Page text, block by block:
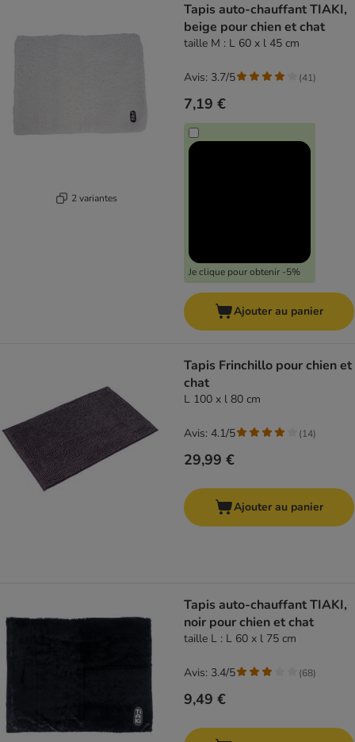
2 variantes
Tapis auto-chauffant TIAKI,
beige pour chien et chat
taille M : L 60 x l 45 cm
7,19 €
Je clique pour obtenir -5%
Avis: 3.7/5 (41)
Ajouter au panier
Tapis Frinchillo pour chien et
chat
L 100 x l 80 cm
29,99 €
Avis: 4.1/5 (14)
Ajouter au panier
Tapis auto-chauffant TIAKI,
noir pour chien et chat
taille L : L 60 x l 75 cm
9,49 €
Avis: 3.4/5 (68)